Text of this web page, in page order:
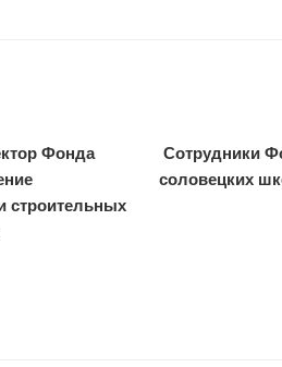
Фонда
строительных
Сотрудники
соловецких